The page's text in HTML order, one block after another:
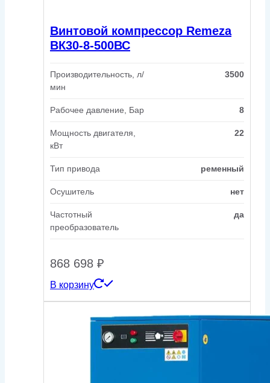
Винтовой компрессор Remeza
ВК30-8-500ВС
Производительность, л/
мин
3500
Рабочее давление, Бар 8
Мощность двигателя,
кВт
22
Тип привода ременный
Осушитель нет
Частотный
преобразователь
да
868 698 ₽
В корзину